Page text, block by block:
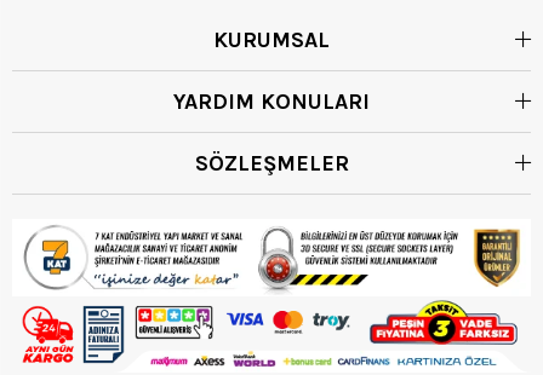
KURUMSAL
YARDIM KONULARI
SÖZLEŞMELER